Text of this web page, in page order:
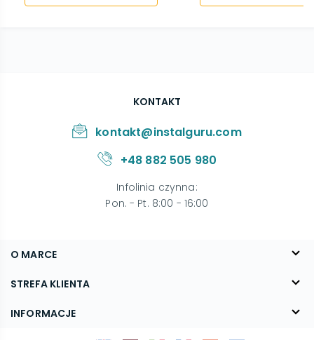
O MARCE
O nas
Blog
STREFA KLIENTA
FAQ
INFORMACJE
KONTAKT
kontakt@instalguru.com
+48 882 505 980
Infolinia czynna:
Pon. - Pt. 8:00 - 16:00